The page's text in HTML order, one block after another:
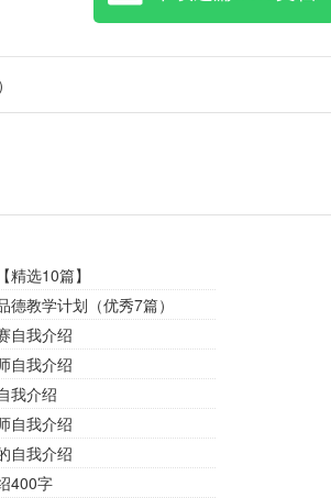
精选10篇】
德教学计划（优秀7篇）
自我介绍
自我介绍
我介绍
自我介绍
自我介绍
400字